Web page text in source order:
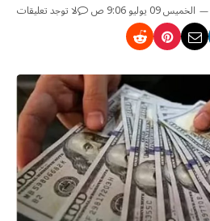
الخميس 09 يوليو 9:06 ص لا توجد تعليقات